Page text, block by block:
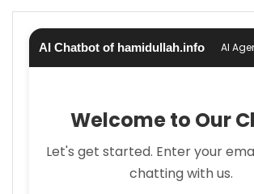
AI Chatbot of hamidullah.info AI
Welcome to Our
Let's get started. Enter your
chatting with us.